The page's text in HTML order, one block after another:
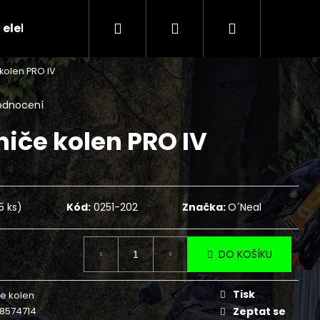
CENÍK SERVISNÍCH ÚKONŮ
Hledat PřihlášeníNákupní
PRO IV
kolen PRO IV
ks) Kód: 0251-202 Značka:O´Neal
DO KOŠÍKU
kolen
Tisk
Zeptat se
Následující